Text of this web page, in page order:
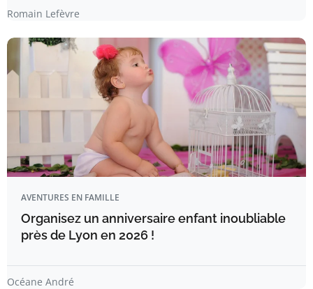
Romain Lefèvre
AVENTURES EN FAMILLE
Organisez un anniversaire enfant inoubliable
près de Lyon en 2026 !
Océane André